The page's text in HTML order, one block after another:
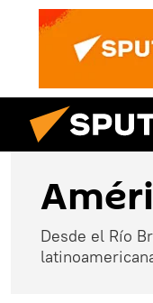
Desde el Río